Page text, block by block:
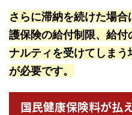
さらに滞納を続けた場
護保険の給付制限、給
ナルティを受けてしま
が必要です。
国民健康保険料が払